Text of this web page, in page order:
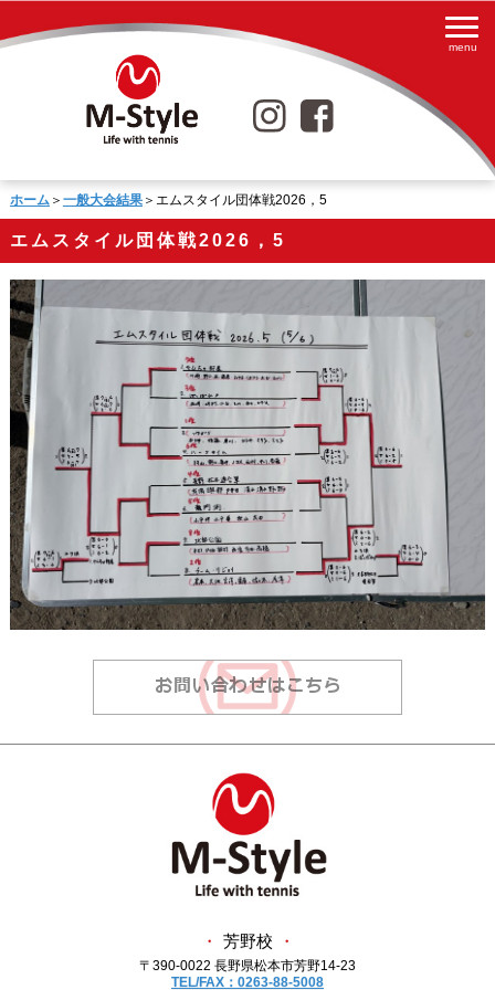
ホーム＞ 一般大会結果＞エムスタイル団体戦2026，5
エムスタイル団体戦2026，5
・ 芳野校 ・
〒390-0022 長野県松本市芳野14-23
TEL/FAX：0263-88-5008